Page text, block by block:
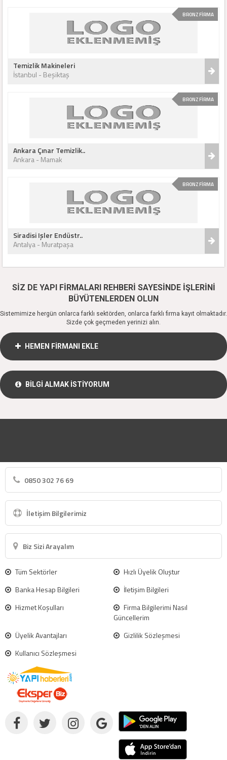
BRONZ FİRMA
Temizlik Makineleri
İstanbul - Beşiktaş
BRONZ FİRMA
Ankara Çınar Temizlik..
Ankara - Mamak
BRONZ FİRMA
Siradisi Işler Endüstr..
Antalya - Muratpaşa
SİZ DE YAPI FİRMALARI REHBERİ SAYESİNDE İŞLERİNİ
BÜYÜTENLERDEN OLUN
Sistemimize hergün onlarca farklı sektörden, onlarca farklı firma kayıt olmaktadır.
Sizde çok geçmeden yerinizi alın.
HEMEN FİRMANI EKLE
BİLGİ ALMAK İSTİYORUM
0850 302 76 69
İletişim Bilgilerimiz
Biz Sizi Arayalım
Tüm Sektörler
Hızlı Üyelik Oluştur
Banka Hesap Bilgileri
İletişim Bilgileri
Hizmet Koşulları
Firma Bilgilerimi Nasıl
Güncellerim
Üyelik Avantajları
Gizlilik Sözleşmesi
Kullanıcı Sözleşmesi